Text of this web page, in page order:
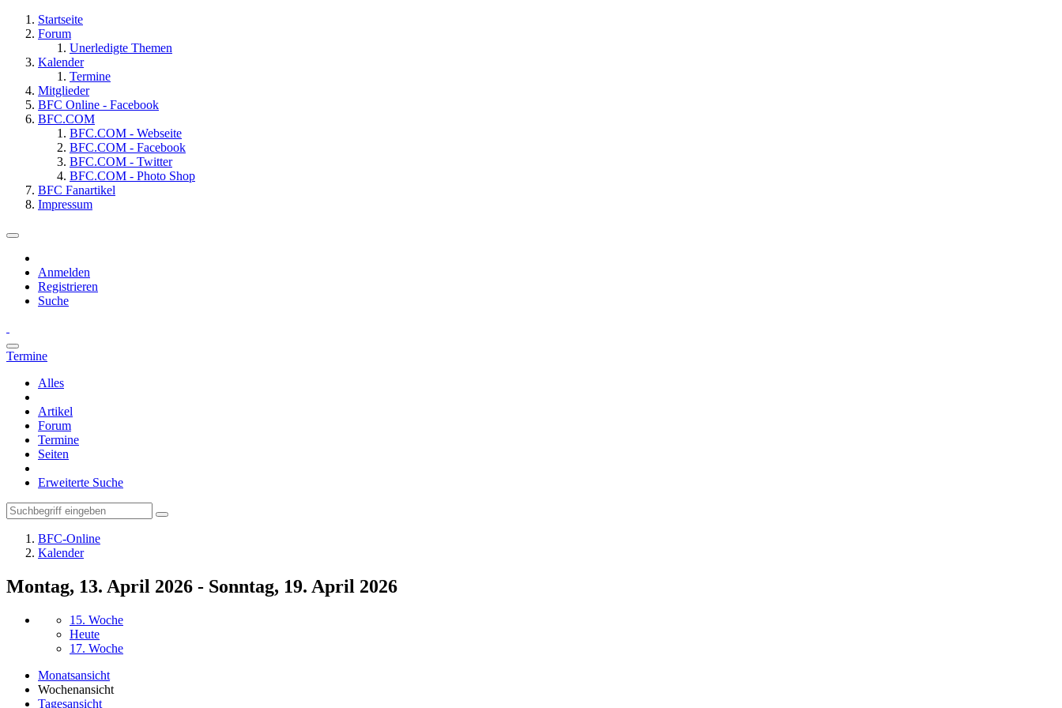
Startseite
Forum
Unerledigte Themen
Kalender
Termine
Mitglieder
BFC Online - Facebook
BFC.COM
BFC.COM - Webseite
BFC.COM - Facebook
BFC.COM - Twitter
BFC.COM - Photo Shop
BFC Fanartikel
Impressum
Anmelden
Registrieren
Suche
Termine
Alles
Artikel
Forum
Termine
Seiten
Erweiterte Suche
BFC-Online
Kalender
Montag, 13. April 2026 - Sonntag, 19. April 2026
15. Woche
Heute
17. Woche
Monatsansicht
Wochenansicht
Tagesansicht